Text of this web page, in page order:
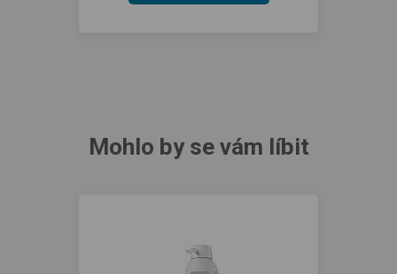
Mohlo by se vám líbit